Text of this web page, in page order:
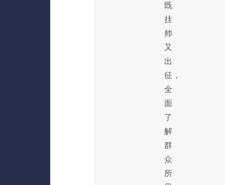
既
挂
帅
又
出
征，
全
面
了
解
群
众
所